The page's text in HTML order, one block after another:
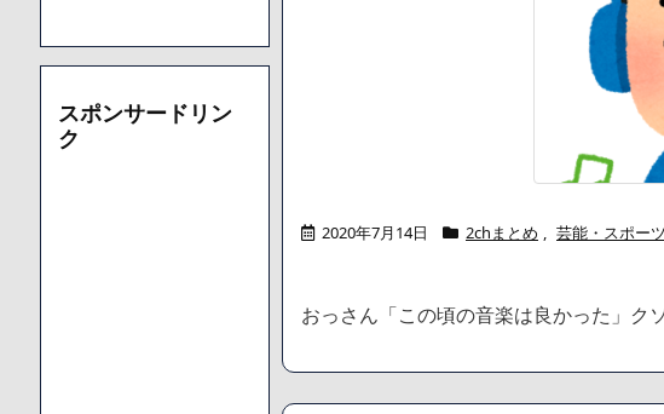
2020年7月14日 2chまとめ , 芸能・スポーツ
おっさん「この頃の音楽は良かった」
スポンサードリン
ク